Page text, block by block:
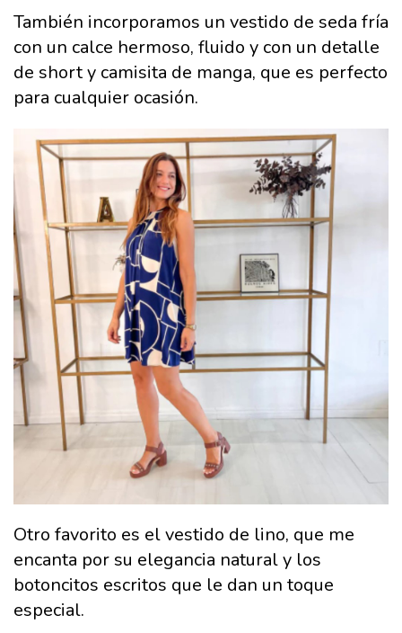
También incorporamos un vestido de seda fría
con un calce hermoso, fluido y con un detalle
de short y camisita de manga, que es perfecto
para cualquier ocasión.
Otro favorito es el vestido de lino, que me
encanta por su elegancia natural y los
botoncitos escritos que le dan un toque
especial.